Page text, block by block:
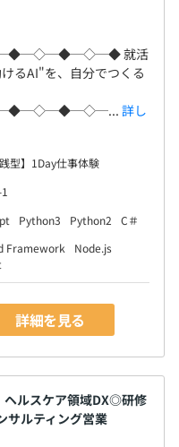
結果・努力を明確に評
インフラ部門やセキュ
ア集団の組織です。
。
理とAIで需要予測をお
ックになった医薬品の
トプレイス
ライン診療と電話診療
就活
るAI"を、自分でつくる
詳し
型】1Day仕事体験
Python3 Python2
C＃
Framework
Node.js
詳細を見る
ヘルスケア領域DX◎研修
サルティング営業